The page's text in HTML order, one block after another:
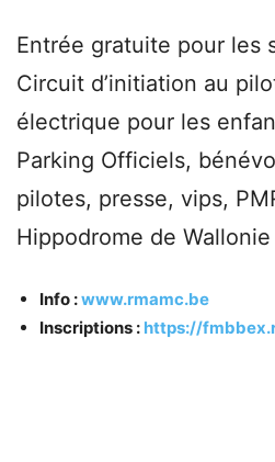
Entrée gratuite pour les
Circuit d’initiation au
électrique pour les
Parking Officiels,
pilotes, presse, vips,
Hippodrome de Wallonie
Info :www.rmamc.be
Inscriptions : https://